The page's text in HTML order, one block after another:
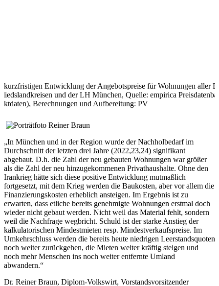
kurzfristigen Entwicklung der Angebotspreise für Wohnungen aller
und der LH München, Quelle: empirica
Berechnungen und Aufbereitung: PV
„In München und in der Region wurde der Nachholbedarf im
Durchschnitt der letzten drei Jahre (2022,23,24) signifikant
abgebaut. D.h. die Zahl der neu gebauten Wohnungen war größer
als die Zahl der neu hinzugekommenen Privathaushalte. Ohne den
Irankrieg hätte sich diese positive Entwicklung mutmaßlich
fortgesetzt, mit dem Krieg werden die Baukosten, aber vor allem die
Finanzierungskosten erheblich ansteigen. Im Ergebnis ist zu
erwarten, dass etliche bereits genehmigte Wohnungen erstmal doch
wieder nicht gebaut werden. Nicht weil das Material fehlt, sondern
weil die Nachfrage wegbricht. Schuld ist der starke Anstieg der
kalkulatorischen Mindestmieten resp. Mindestverkaufspreise. Im
Umkehrschluss werden die bereits heute niedrigen Leerstandsquoten
noch weiter zurückgehen, die Mieten weiter kräftig steigen und
noch mehr Menschen ins noch weiter entfernte Umland
abwandern.“
Dr. Reiner Braun, Diplom-Volkswirt, Vorstandsvorsitzender